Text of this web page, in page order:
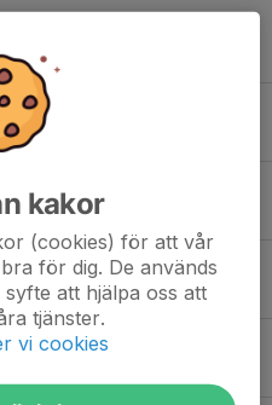
24/25
kakor
(cookies) för att vår
för dig. De används
att hjälpa oss att
tjänster.
vi cookies